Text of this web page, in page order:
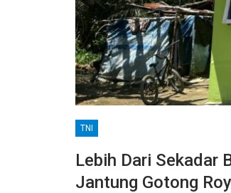
TNI
Lebih Dari Sekadar
Jantung Gotong